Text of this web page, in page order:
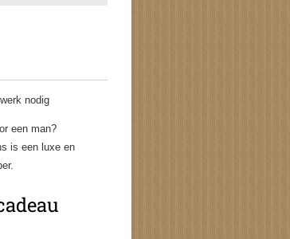
nodig
een man?
is een luxe en